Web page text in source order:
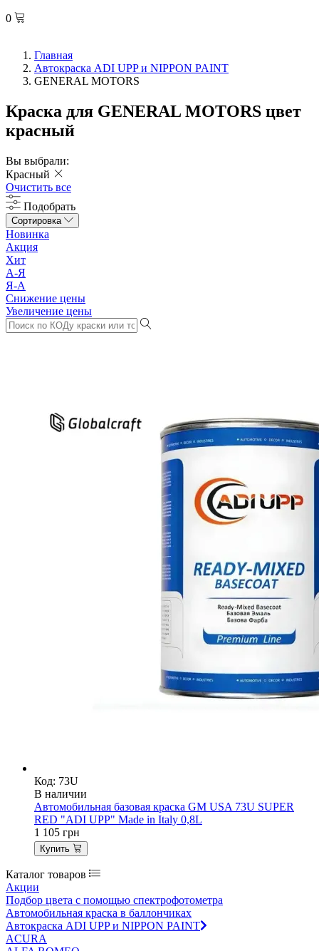
0
Главная
Автокраска ADI UPP и NIPPON PAINT
GENERAL MOTORS
Краска для GENERAL MOTORS цвет
красный
Вы выбрали:
Красный
Очистить все
Подобрать
Сортировка
Новинка
Акция
Хит
А-Я
Я-А
Снижение цены
Увеличение цены
Код: 73U
В наличии
Автомобильная базовая краска GM USA 73U SUPER
RED "ADI UPP" Made in Italy 0,8L
1 105 грн
Купить
Каталог товаров
Акции
Подбор цвета с помощью спектрофотометра
Автомобильная краска в баллончиках
Автокраска ADI UPP и NIPPON PAINT
ACURA